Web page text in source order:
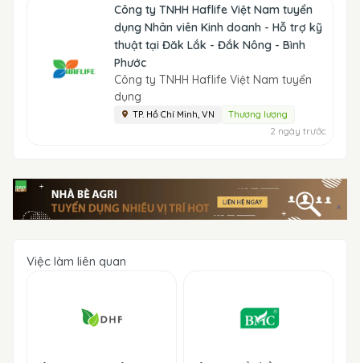
Công ty TNHH Haflife Việt Nam tuyển
dụng Nhân viên Kinh doanh - Hỗ trợ kỹ
thuật tại Đăk Lắk - Đắk Nông - Bình
Phước
Công ty TNHH Haflife Việt Nam tuyển
dụng
TP. Hồ Chí Minh, VN Thương lượng
2 ngày trước
Việc làm liên quan